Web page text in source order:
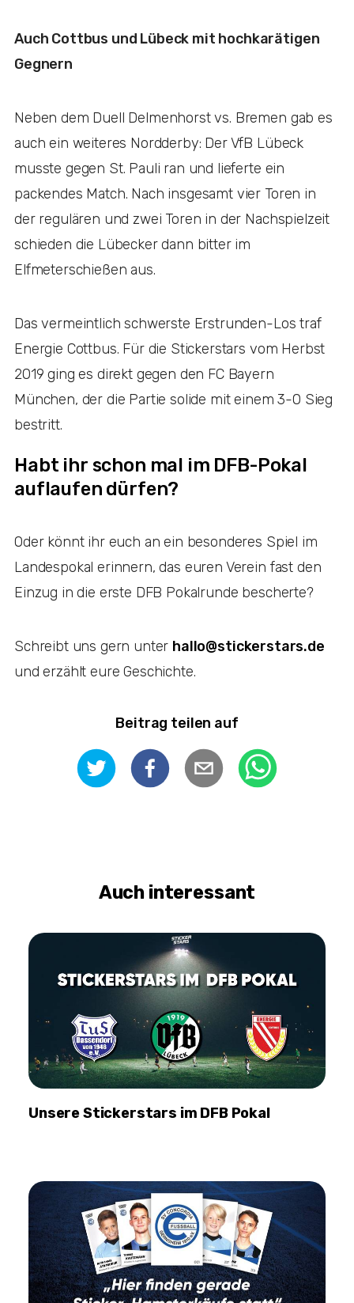
Auch Cottbus und Lübeck mit hochkarätigen
Gegnern
Neben dem Duell Delmenhorst vs. Bremen gab es
auch ein weiteres Nordderby: Der VfB Lübeck
musste gegen St. Pauli ran und lieferte ein
packendes Match. Nach insgesamt vier Toren in
der regulären und zwei Toren in der Nachspielzeit
schieden die Lübecker dann bitter im
Elfmeterschießen aus.
Das vermeintlich schwerste Erstrunden-Los traf
Energie Cottbus. Für die Stickerstars vom Herbst
2019 ging es direkt gegen den FC Bayern
München, der die Partie solide mit einem 3-0 Sieg
bestritt.
Habt ihr schon mal im DFB-Pokal
auflaufen dürfen?
Oder könnt ihr euch an ein besonderes Spiel im
Landespokal erinnern, das euren Verein fast den
Einzug in die erste DFB Pokalrunde bescherte?
Schreibt uns gern unter hallo@stickerstars.de
und erzählt eure Geschichte.
Beitrag teilen auf
Auch interessant
Unsere Stickerstars im DFB Pokal